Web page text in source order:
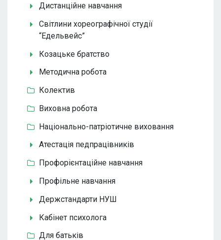
Дистанційне навчання
Світлини хореографічної студії
“Едельвейс”
Козацьке братство
Методична робота
Колектив
Виховна робота
Національно-патріотичне виховання
Атестація педпрацівників
Профорієнтаційне навчання
Профільне навчання
Держстандарти НУШ
Кабінет психолога
Для батьків